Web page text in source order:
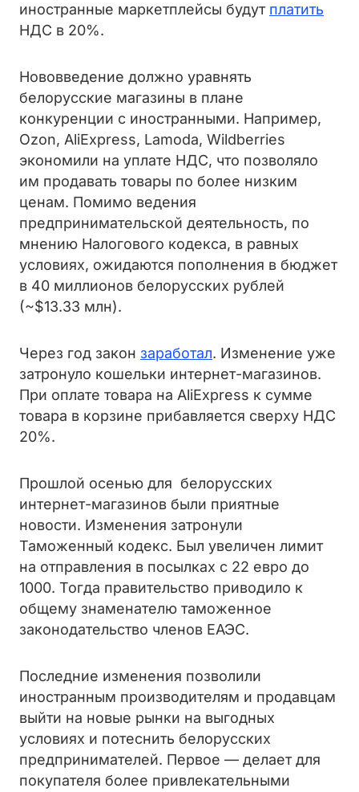
иностранные маркетплейсы будут платить
НДС в 20%.
Нововведение должно уравнять
белорусские магазины в плане
конкуренции с иностранными. Например,
Ozon, AliExpress, Lamoda, Wildberries
экономили на уплате НДС, что позволяло
им продавать товары по более низким
ценам. Помимо ведения
предпринимательской деятельность, по
мнению Налогового кодекса, в равных
условиях, ожидаются пополнения в бюджет
в 40 миллионов белорусских рублей
(~$13.33 млн).
Через год закон заработал. Изменение уже
затронуло кошельки интернет-магазинов.
При оплате товара на AliExpress к сумме
товара в корзине прибавляется сверху НДС
20%.
Прошлой осенью для белорусских
интернет-магазинов были приятные
новости. Изменения затронули
Таможенный кодекс. Был увеличен лимит
на отправления в посылках с 22 евро до
1000. Тогда правительство приводило к
общему знаменателю таможенное
законодательство членов ЕАЭС.
Последние изменения позволили
иностранным производителям и продавцам
выйти на новые рынки на выгодных
условиях и потеснить белорусских
предпринимателей. Первое — делает для
покупателя более привлекательными